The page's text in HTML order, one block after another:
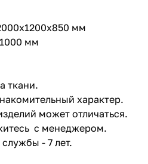
мм
мм
ткани.
характер.
может отличаться.
с менеджером.
- 7 лет.